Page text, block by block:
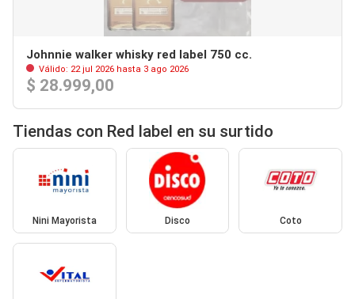
Johnnie walker whisky red label 750 cc.
Válido: 22 jul 2026 hasta 3 ago 2026
$ 28.999,00
Tiendas con Red label en su surtido
Nini Mayorista Disco Coto